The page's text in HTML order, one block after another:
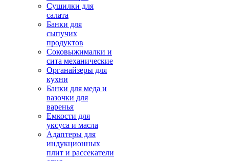
Сушилки для
салата
Банки для
сыпучих
продуктов
Соковыжималки и
сита механические
Органайзеры для
кухни
Банки для меда и
вазочки для
варенья
Емкости для
уксуса и масла
Адаптеры для
индукционных
плит и рассекатели